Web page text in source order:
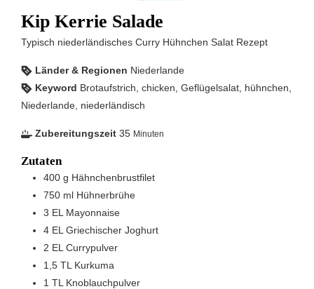
Kip Kerrie Salade
Typisch niederländisches Curry Hühnchen Salat Rezept
Länder & Regionen Niederlande
Keyword Brotaufstrich, chicken, Geflügelsalat, hühnchen,
Niederlande, niederländisch
Zubereitungszeit 35 Minuten
Zutaten
400 g Hähnchenbrustfilet
750 ml Hühnerbrühe
3 EL Mayonnaise
4 EL Griechischer Joghurt
2 EL Currypulver
1,5 TL Kurkuma
1 TL Knoblauchpulver